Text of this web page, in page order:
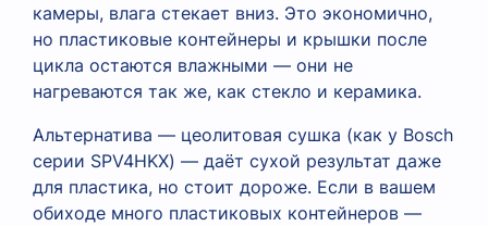
камеры, влага стекает вниз. Это экономично,
но пластиковые контейнеры и крышки после
цикла остаются влажными — они не
нагреваются так же, как стекло и керамика.
Альтернатива — цеолитовая сушка (как у Bosch
серии SPV4HKX) — даёт сухой результат даже
для пластика, но стоит дороже. Если в вашем
обиходе много пластиковых контейнеров —